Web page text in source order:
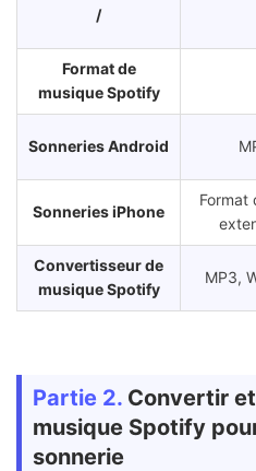
/
Format de
musique Spotify
Sonneries Android
Sonneries iPhone
Format
Convertisseur de
musique Spotify
MP3,
Partie 2. Convertir
musique Spotify
sonnerie